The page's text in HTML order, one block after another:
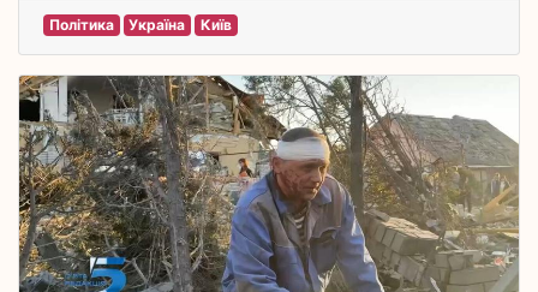
Політика Україна Київ